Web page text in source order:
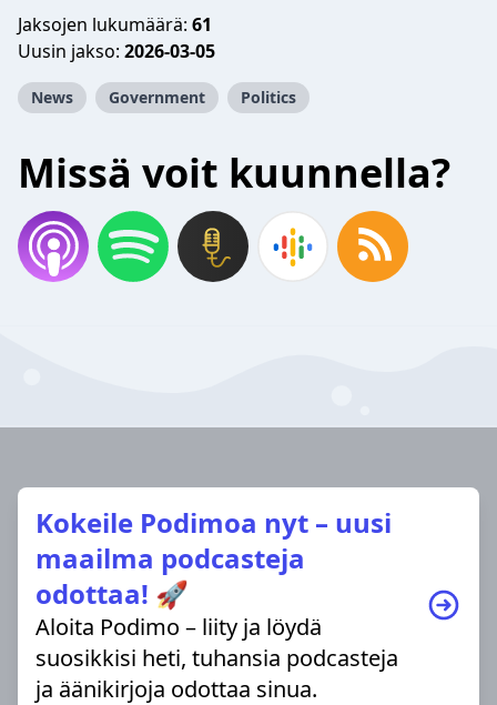
Jaksojen lukumäärä: 61
Uusin jakso: 2026-03-05
News Government Politics
Missä voit kuunnella?
Kokeile Podimoa nyt – uusi
maailma podcasteja
odottaa! 🚀
Aloita Podimo – liity ja löydä
suosikkisi heti, tuhansia podcasteja
ja äänikirjoja odottaa sinua.